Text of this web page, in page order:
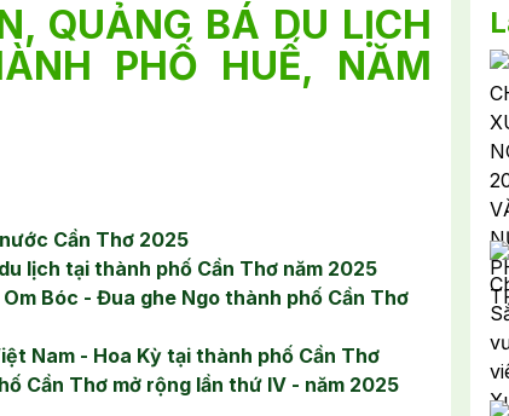
QUẢNG BÁ DU LỊCH
PHỐ HUẾ, NĂM
Cần Thơ 2025
lịch tại thành phố Cần Thơ năm 2025
Bóc - Đua ghe Ngo thành phố Cần Thơ
Nam - Hoa Kỳ tại thành phố Cần Thơ
Cần Thơ mở rộng lần thứ IV - năm 2025